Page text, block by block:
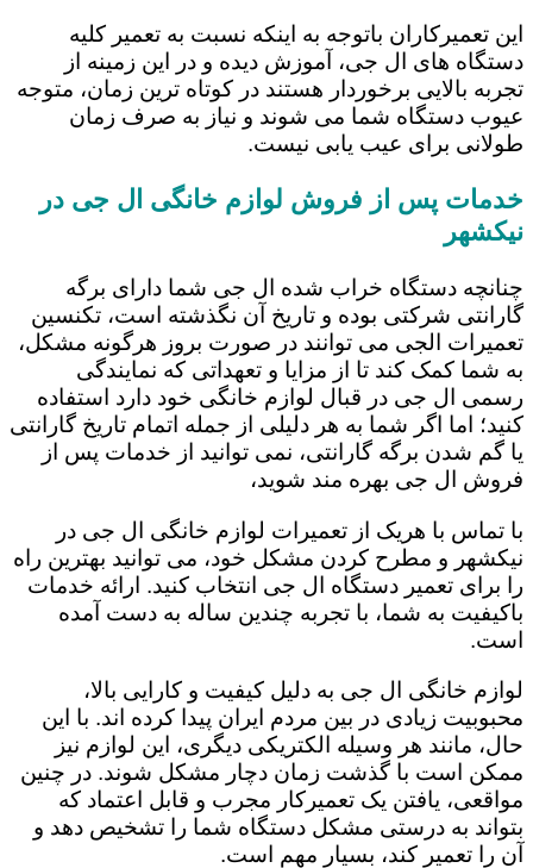
این تعمیرکاران باتوجه به اینکه نسبت به تعمیر کلیه
دستگاه های ال جی، آموزش دیده و در این زمینه از
تجربه بالایی برخوردار هستند در کوتاه ترین زمان، متوجه
عیوب دستگاه شما می شوند و نیاز به صرف زمان
طولانی برای عیب یابی نیست.
خدمات پس از فروش لوازم خانگی ال جی در
نیکشهر
چنانچه دستگاه خراب شده ال جی شما دارای برگه
گارانتی شرکتی بوده و تاریخ آن نگذشته است، تکنسین
تعمیرات الجی می توانند در صورت بروز هرگونه مشکل،
به شما کمک کند تا از مزایا و تعهداتی که نمایندگی
رسمی ال جی در قبال لوازم خانگی خود دارد استفاده
کنید؛ اما اگر شما به هر دلیلی از جمله اتمام تاریخ گارانتی
یا گم شدن برگه گارانتی، نمی توانید از خدمات پس از
فروش ال جی بهره مند شوید،
با تماس با هریک از تعمیرات لوازم خانگی ال جی در
نیکشهر و مطرح کردن مشکل خود، می توانید بهترین راه
را برای تعمیر دستگاه ال جی انتخاب کنید. ارائه خدمات
باکیفیت به شما، با تجربه چندین ساله به دست آمده
است.
لوازم خانگی ال جی به دلیل کیفیت و کارایی بالا،
محبوبیت زیادی در بین مردم ایران پیدا کرده اند. با این
حال، مانند هر وسیله الکتریکی دیگری، این لوازم نیز
ممکن است با گذشت زمان دچار مشکل شوند. در چنین
مواقعی، یافتن یک تعمیرکار مجرب و قابل اعتماد که
بتواند به درستی مشکل دستگاه شما را تشخیص دهد و
آن را تعمیر کند، بسیار مهم است.